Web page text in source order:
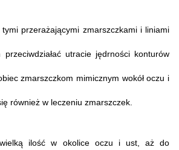
przerażającymi zmarszczkami i liniami
utracie jędrności konturów
zmarszczkom mimicznym wokół oczu i
również w leczeniu zmarszczek.
ilość w okolice oczu i ust, aż do